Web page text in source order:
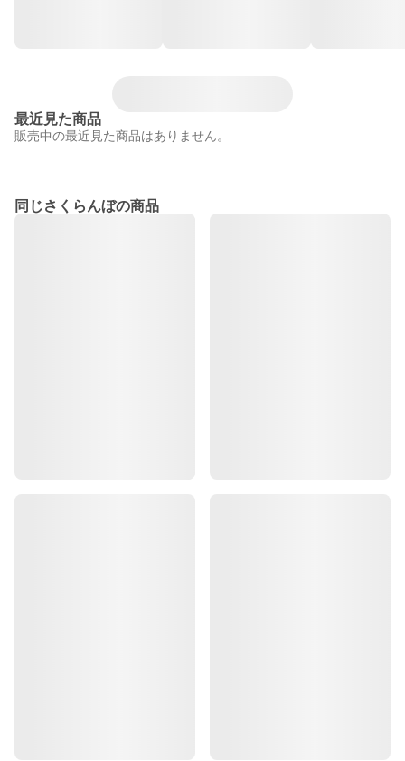
最近見た商品
販売中の最近見た商品はありません。
同じさくらんぼの商品